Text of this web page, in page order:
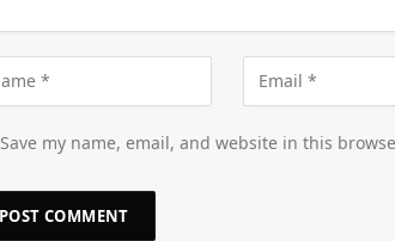
Save my name, email, and website in this